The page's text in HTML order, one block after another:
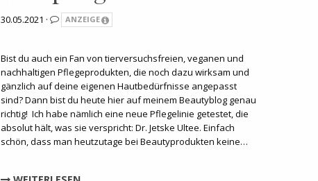
30.05.2021 · ANZEIGE
Bist du auch ein Fan von tierversuchsfreien, veganen und
nachhaltigen Pflegeprodukten, die noch dazu wirksam und
gänzlich auf deine eigenen Hautbedürfnisse angepasst
sind? Dann bist du heute hier auf meinem Beautyblog genau
richtig! Ich habe nämlich eine neue Pflegelinie getestet, die
absolut hält, was sie verspricht: Dr. Jetske Ultee. Einfach
schön, dass man heutzutage bei Beautyprodukten keine…